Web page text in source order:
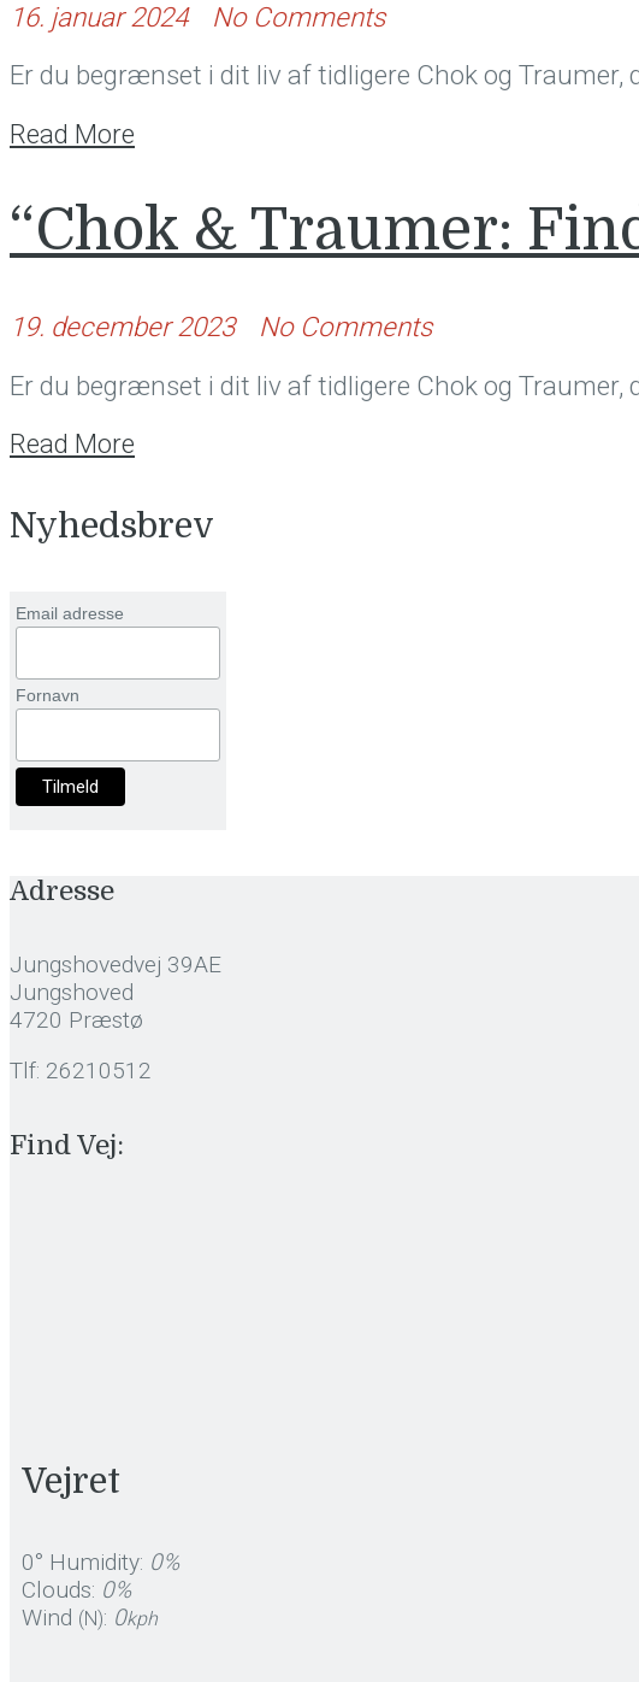
16. januar 2024 No Comments
Er du begrænset i dit liv af tidligere Chok og Traumer,
Read More
“Chok & Traumer:
19. december 2023 No Comments
Er du begrænset i dit liv af tidligere Chok og
Read More
Nyhedsbrev
Email adresse
Fornavn
Adresse
Jungshovedvej 39AE
Jungshoved
4720 Præstø
Tlf: 26210512
Find Vej:
Vejret
0° Humidity: 0%
Clouds: 0%
Wind (N): 0kph